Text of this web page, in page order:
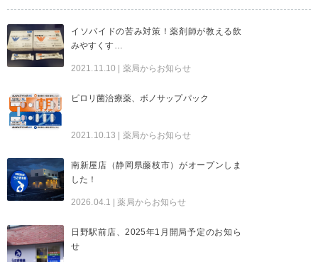
イソバイドの苦み対策！薬剤師が教える飲
みやすくす…
2021.11.10 | 薬局からお知らせ
ピロリ菌治療薬、ボノサップパック
2021.10.13 | 薬局からお知らせ
南新屋店（静岡県藤枝市）がオープンしま
した！
2026.04.1 | 薬局からお知らせ
日野駅前店、2025年1月開局予定のお知ら
せ